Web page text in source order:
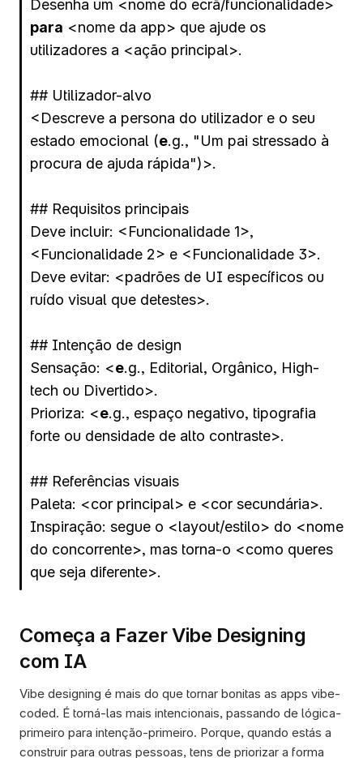
para <nome da app> que ajude os
utilizadores a <ação principal>.
## Utilizador-alvo
<Descreve a persona do utilizador e o seu
estado emocional (e.g., "Um pai stressado à
procura de ajuda rápida")>.
## Requisitos principais
Deve incluir: <Funcionalidade 1>,
<Funcionalidade 2> e <Funcionalidade 3>.
Deve evitar: <padrões de UI específicos ou
ruído visual que detestes>.
## Intenção de design
Sensação: <e.g., Editorial, Orgânico, High-
tech ou Divertido>.
Prioriza: <e.g., espaço negativo, tipografia
forte ou densidade de alto contraste>.
## Referências visuais
Paleta: <cor principal> e <cor secundária>.
Inspiração: segue o <layout/estilo> do <nome
do concorrente>, mas torna-o <como queres
que seja diferente>.
Começa a Fazer Vibe Designing
com IA
Vibe designing é mais do que tornar bonitas as apps vibe-
coded. É torná-las mais intencionais, passando de lógica-
primeiro para intenção-primeiro. Porque, quando estás a
construir para outras pessoas, tens de priorizar a forma